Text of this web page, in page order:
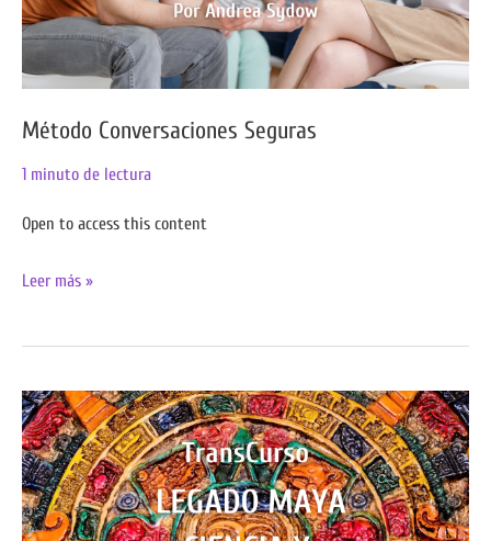
Método Conversaciones Seguras
1 minuto de lectura
Open to access this content
Leer más »
Legado
Maya